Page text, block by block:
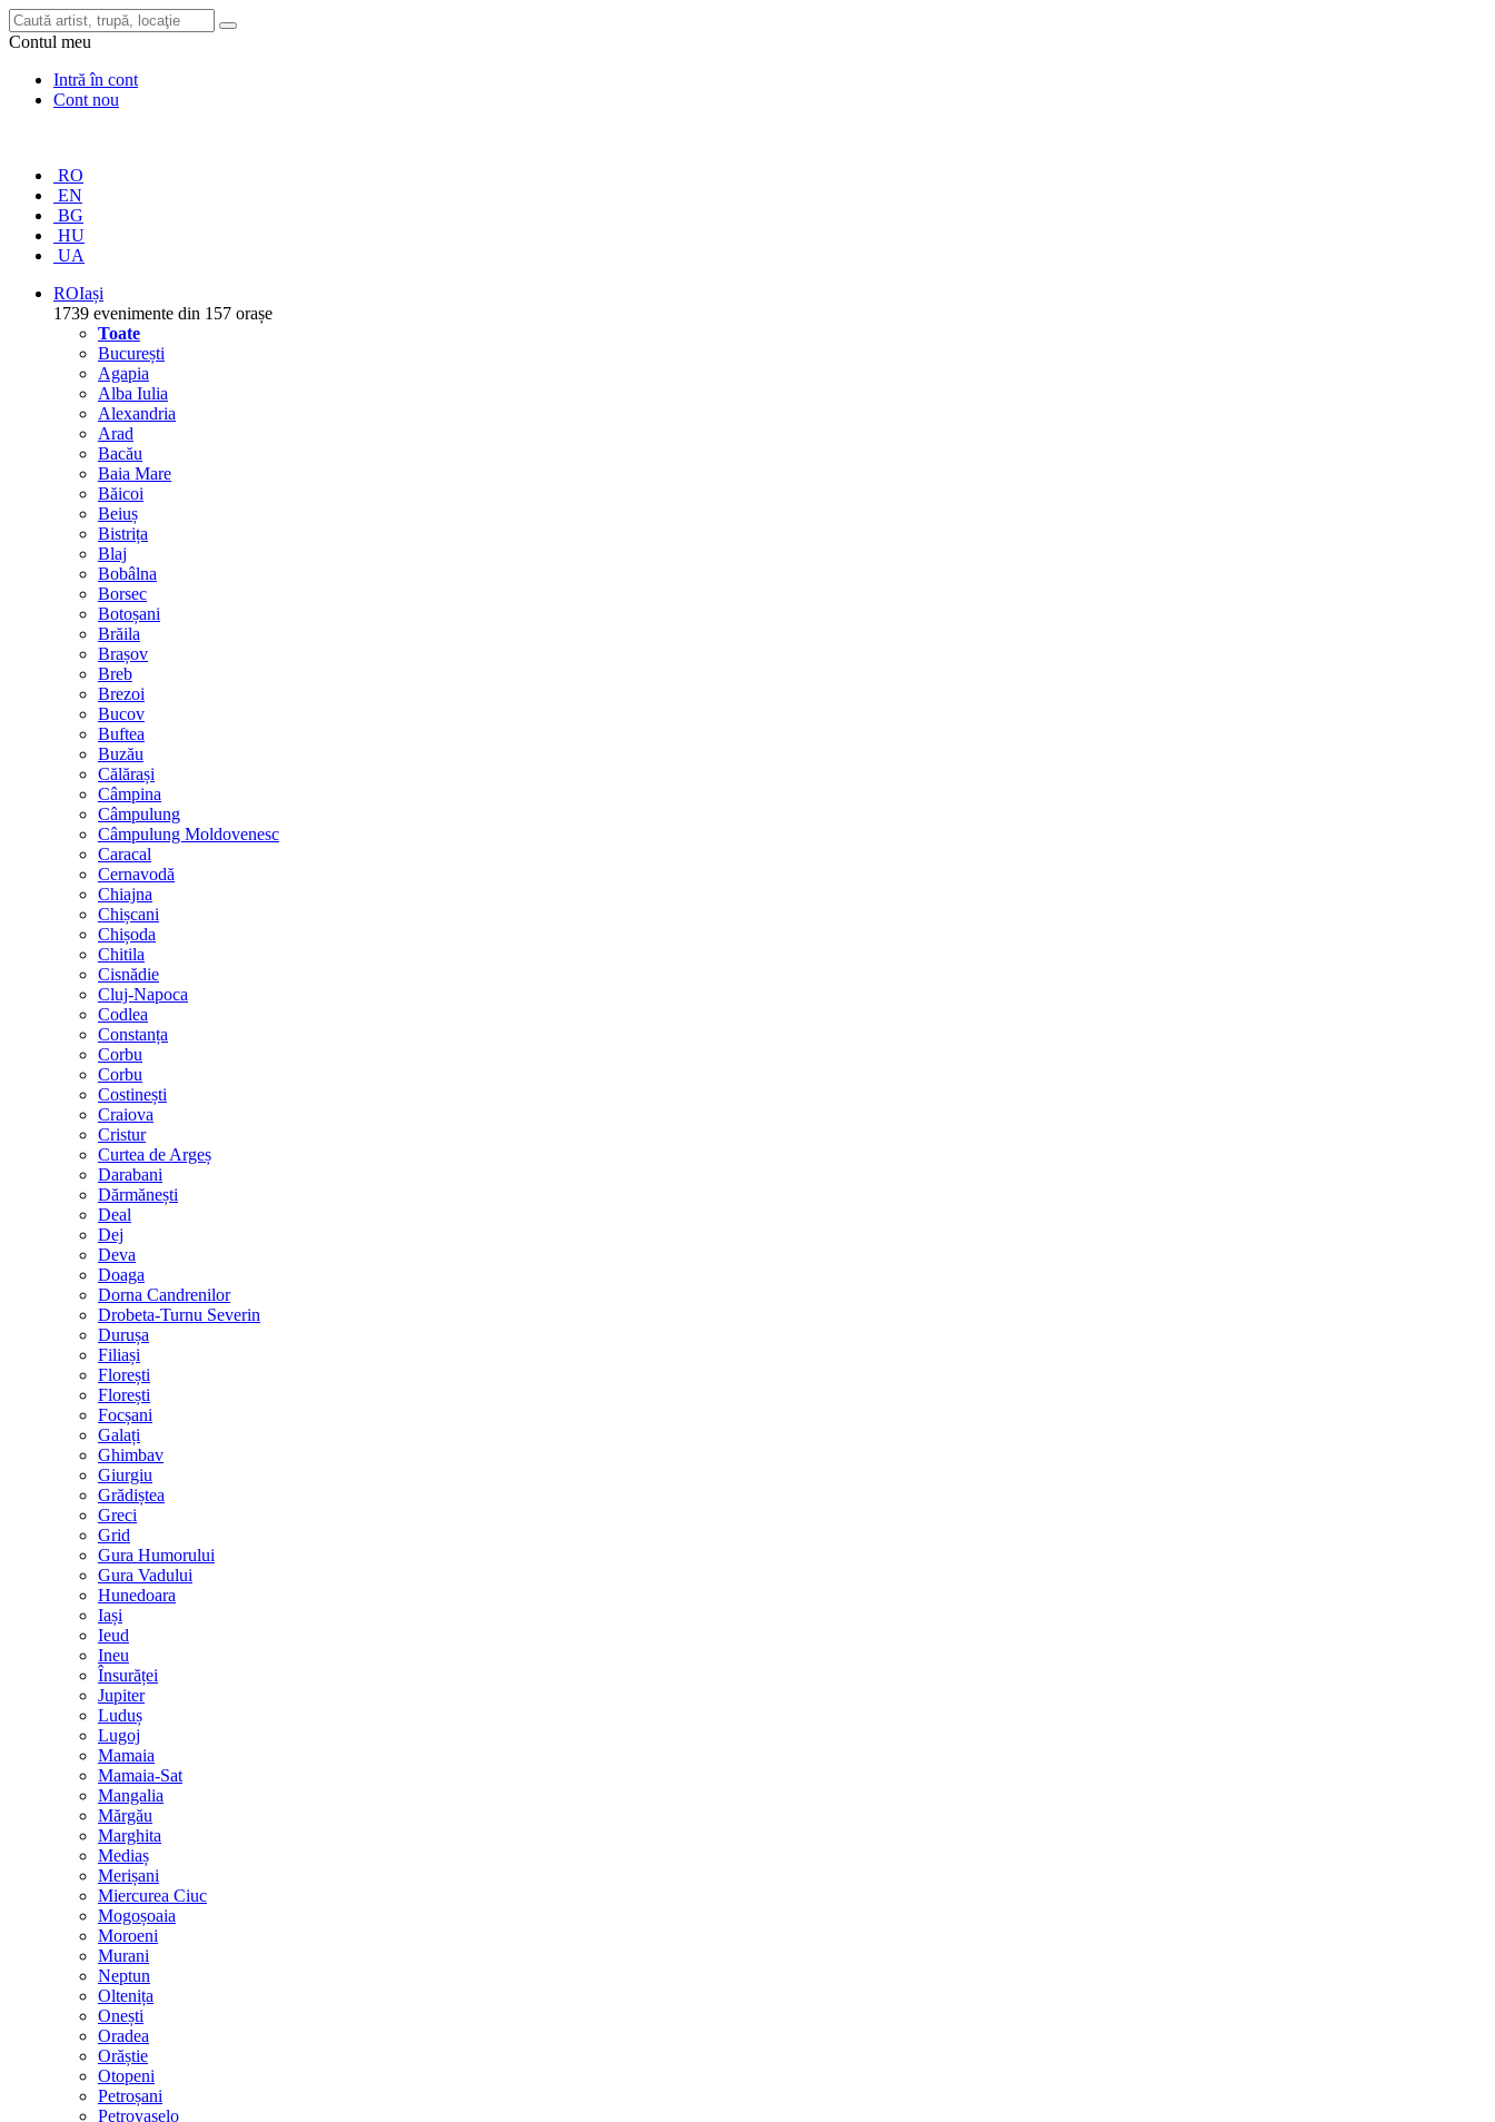
Contul meu
Intră în cont
Cont nou
RO
EN
BG
HU
UA
ROIași
1739 evenimente din 157 orașe
Toate
București
Agapia
Alba Iulia
Alexandria
Arad
Bacău
Baia Mare
Băicoi
Beiuș
Bistrița
Blaj
Bobâlna
Borsec
Botoșani
Brăila
Brașov
Breb
Brezoi
Bucov
Buftea
Buzău
Călărași
Câmpina
Câmpulung
Câmpulung Moldovenesc
Caracal
Cernavodă
Chiajna
Chișcani
Chișoda
Chitila
Cisnădie
Cluj-Napoca
Codlea
Constanța
Corbu
Corbu
Costinești
Craiova
Cristur
Curtea de Argeș
Darabani
Dărmănești
Deal
Dej
Deva
Doaga
Dorna Candrenilor
Drobeta-Turnu Severin
Durușa
Filiași
Florești
Florești
Focșani
Galați
Ghimbav
Giurgiu
Grădiștea
Greci
Grid
Gura Humorului
Gura Vadului
Hunedoara
Iași
Ieud
Ineu
Însurăței
Jupiter
Luduș
Lugoj
Mamaia
Mamaia-Sat
Mangalia
Mărgău
Marghita
Mediaș
Merișani
Miercurea Ciuc
Mogoșoaia
Moroeni
Murani
Neptun
Oltenița
Onești
Oradea
Orăștie
Otopeni
Petroșani
Petrovaselo